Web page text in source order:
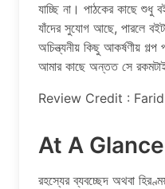
যাচ্ছি না। পাঠকের কাছে শুধু
যাঁদের সুযোগ আছে, পারলে
অচিন্ত্যনীয় কিছু আকর্ষণীয়
আমার কাছে অন্তত সে
Review Credit :
At A Glance
রহস্যের ব্যবচ্ছেদ অথবা